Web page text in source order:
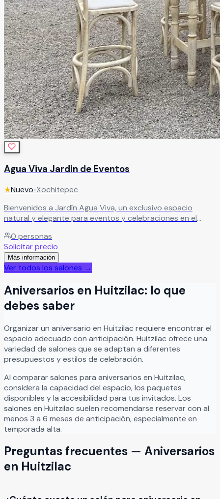
Agua Viva Jardin de Eventos
★Nuevo•Xochitepec
Bienvenidos a Jardín Agua Viva, un exclusivo espacio
natural y elegante para eventos y celebraciones en el
inolvidables rodeadas de naturaleza, ofrecemos el
escenario perfecto para bodas, XV años, graduaciones,
aniversarios, eventos sociales, ceremonias civiles o
religiosas y reuniones especiales al aire libre.
0 personas
Solicitar precio
Más información
Ver todos los salones →
Aniversarios en Huitzilac: lo que
debes saber
Organizarun aniversario en Huitzilac requiere encontrar el
espacio adecuado con anticipación. Huitzilac ofrece una
variedad de salones que se adaptan a diferentes
presupuestos y estilos de celebración.
Al comparar salones para aniversarios en Huitzilac,
considera la capacidad del espacio, los paquetes
disponibles y la accesibilidad para tus invitados. Los
salones en Huitzilac suelen recomendarse reservar con al
menos 3 a 6 meses de anticipación, especialmente en
temporada alta.
Preguntas frecuentes — Aniversarios
en Huitzilac